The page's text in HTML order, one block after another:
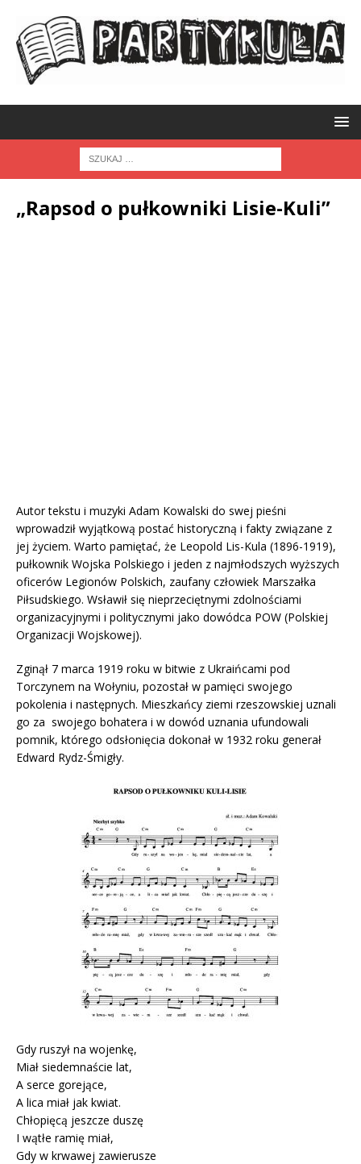
„Rapsod o pułkowniki Lisie-Kuli”
Autor tekstu i muzyki Adam Kowalski do swej pieśni
wprowadził wyjątkową postać historyczną i fakty związane z
jej życiem. Warto pamiętać, że Leopold Lis-Kula (1896-1919),
pułkownik Wojska Polskiego i jeden z najmłodszych wyższych
oficerów Legionów Polskich, zaufany człowiek Marszałka
Piłsudskiego. Wsławił się nieprzeciętnymi zdolnościami
organizacyjnymi i politycznymi jako dowódca POW (Polskiej
Organizacji Wojskowej).
Zginął 7 marca 1919 roku w bitwie z Ukraińcami pod
Torczynem na Wołyniu, pozostał w pamięci swojego
pokolenia i następnych. Mieszkańcy ziemi rzeszowskiej uznali
go za swojego bohatera i w dowód uznania ufundowali
pomnik, którego odsłonięcia dokonał w 1932 roku generał
Edward Rydz-Śmigły.
Gdy ruszył na wojenkę,
Miał siedemnaście lat,
A serce gorejące,
A lica miał jak kwiat.
Chłopięcą jeszcze duszę
I wątłe ramię miał,
Gdy w krwawej zawierusze